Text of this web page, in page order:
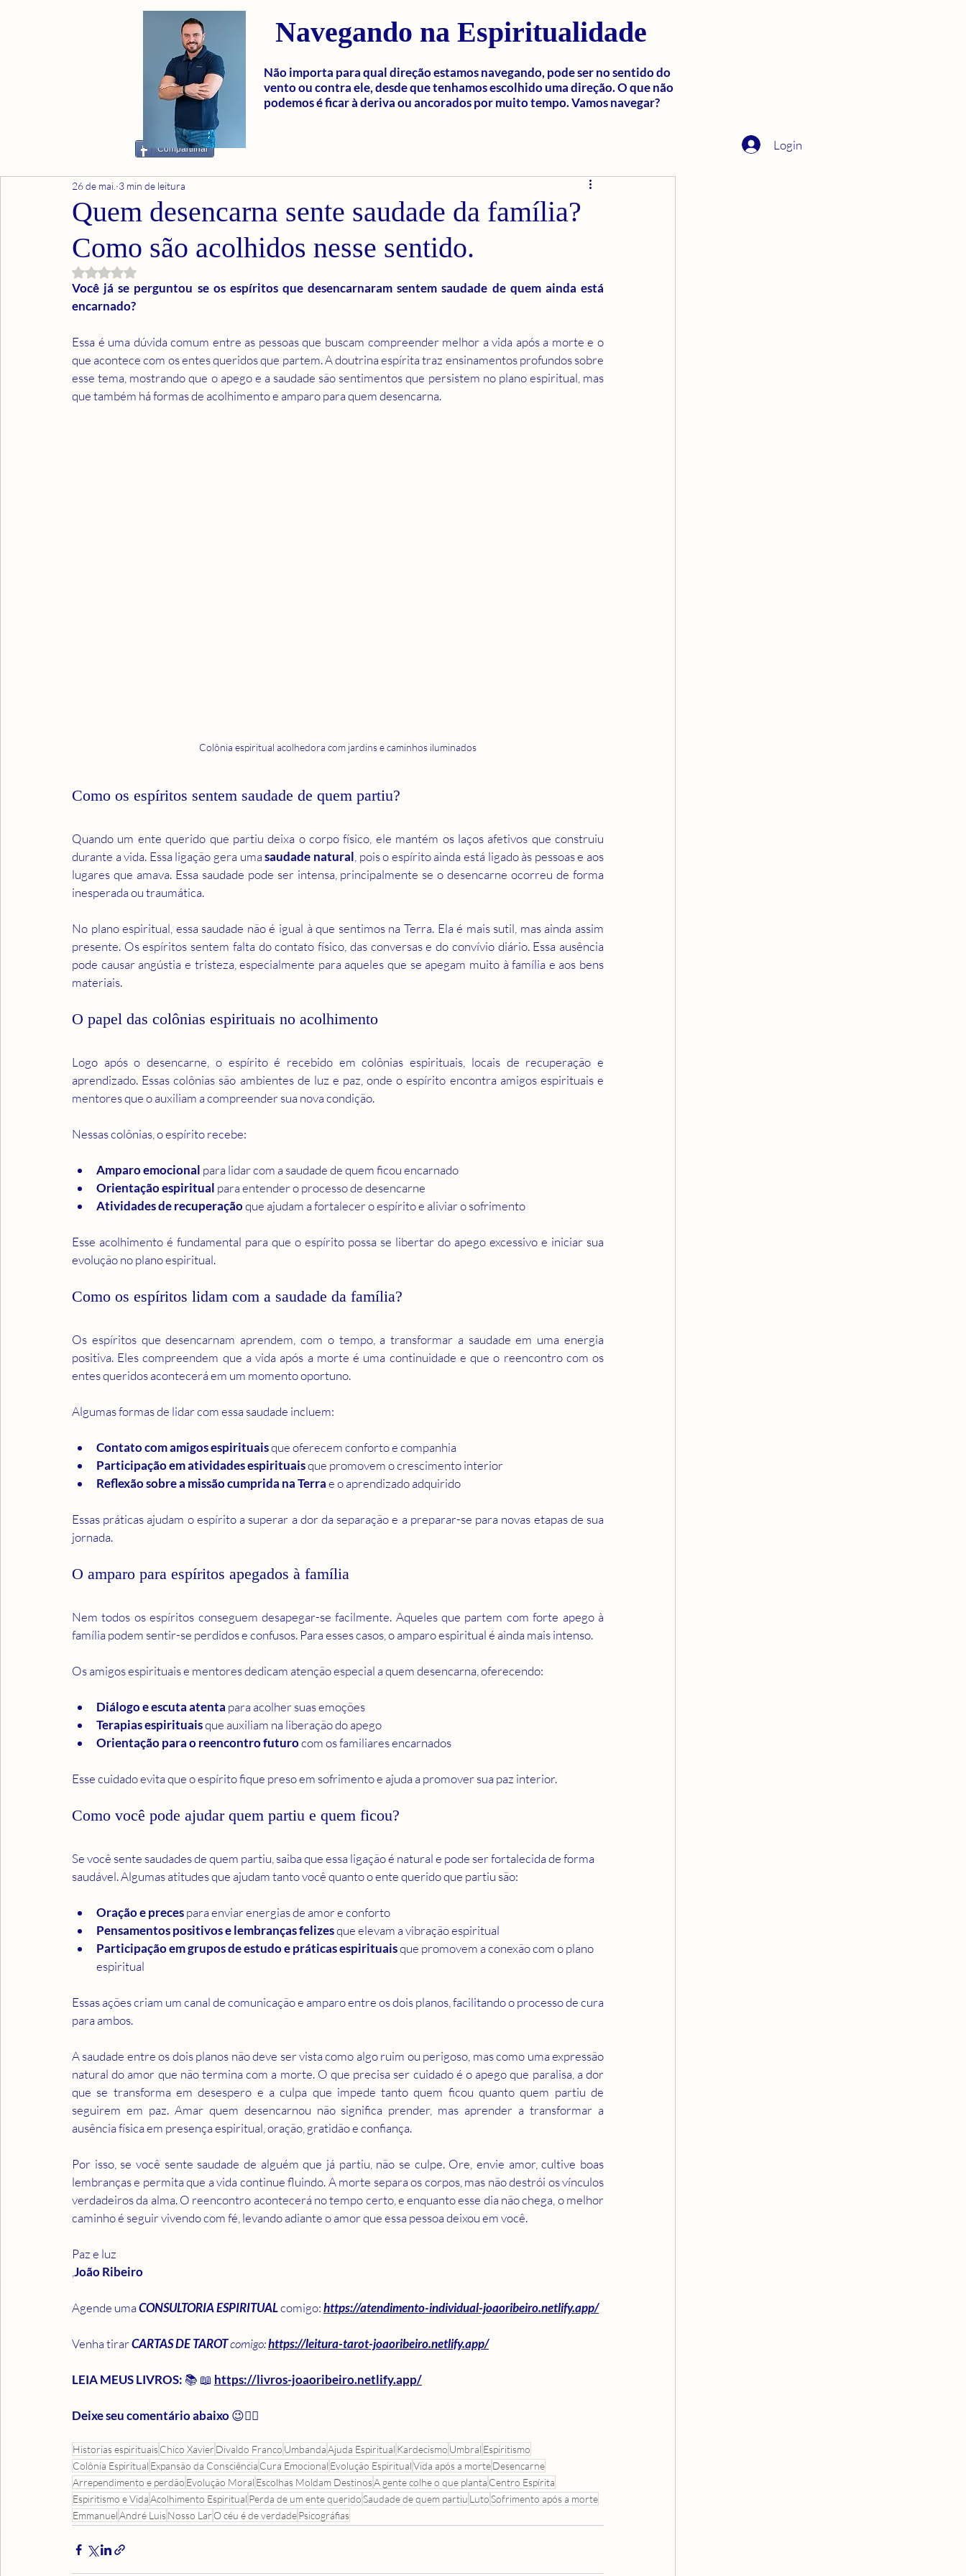
Navegando na Espiritualidade
Não importa para qual direção estamos navegando, pode ser no sentido do
vento ou contra ele, desde que tenhamos escolhido uma direção. O que não
podemos é ficar à deriva ou ancorados por muito tempo. Vamos navegar?
Compartilhar Login
Quem desencarna sente saudade da família?
Como são acolhidos nesse sentido.
26 de mai. 3 min de leitura
Avaliado com NaN de 5 estrelas.
Você já se perguntou se os espíritos que desencarnaram sentem saudade de quem ainda está
encarnado?
Essa é uma dúvida comum entre as pessoas que buscam compreender melhor a vida após a morte e o
que acontece com os entes queridos que partem. A doutrina espírita traz ensinamentos profundos sobre
esse tema, mostrando que o apego e a saudade são sentimentos que persistem no plano espiritual, mas
que também há formas de acolhimento e amparo para quem desencarna.
Colônia espiritual acolhedora com jardins e caminhos iluminados
Como os espíritos sentem saudade de quem partiu?
Quando um ente querido que partiu deixa o corpo físico, ele mantém os laços afetivos que construiu
durante a vida. Essa ligação gera uma saudade natural , pois o espírito ainda está ligado às pessoas e aos
lugares que amava. Essa saudade pode ser intensa, principalmente se o desencarne ocorreu de forma
inesperada ou traumática.
No plano espiritual, essa saudade não é igual à que sentimos na Terra. Ela é mais sutil, mas ainda assim
presente. Os espíritos sentem falta do contato físico, das conversas e do convívio diário. Essa ausência
pode causar angústia e tristeza, especialmente para aqueles que se apegam muito à família e aos bens
materiais.
O papel das colônias espirituais no acolhimento
Logo após o desencarne, o espírito é recebido em colônias espirituais, locais de recuperação e
aprendizado. Essas colônias são ambientes de luz e paz, onde o espírito encontra amigos espirituais e
mentores que o auxiliam a compreender sua nova condição.
Nessas colônias, o espírito recebe:
Amparo emocional para lidar com a saudade de quem ficou encarnado
Orientação espiritual para entender o processo de desencarne
Atividades de recuperação que ajudam a fortalecer o espírito e aliviar o sofrimento
Esse acolhimento é fundamental para que o espírito possa se libertar do apego excessivo e iniciar sua
evolução no plano espiritual.
Como os espíritos lidam com a saudade da família?
Os espíritos que desencarnam aprendem, com o tempo, a transformar a saudade em uma energia
positiva. Eles compreendem que a vida após a morte é uma continuidade e que o reencontro com os
entes queridos acontecerá em um momento oportuno.
Algumas formas de lidar com essa saudade incluem:
Contato com amigos espirituais que oferecem conforto e companhia
Participação em atividades espirituais que promovem o crescimento interior
Reflexão sobre a missão cumprida na Terra e o aprendizado adquirido
Essas práticas ajudam o espírito a superar a dor da separação e a preparar-se para novas etapas de sua
jornada.
O amparo para espíritos apegados à família
Nem todos os espíritos conseguem desapegar-se facilmente. Aqueles que partem com forte apego à
família podem sentir-se perdidos e confusos. Para esses casos, o amparo espiritual é ainda mais intenso.
Os amigos espirituais e mentores dedicam atenção especial a quem desencarna, oferecendo:
Diálogo e escuta atenta para acolher suas emoções
Terapias espirituais que auxiliam na liberação do apego
Orientação para o reencontro futuro com os familiares encarnados
Esse cuidado evita que o espírito fique preso em sofrimento e ajuda a promover sua paz interior.
Como você pode ajudar quem partiu e quem ficou?
Se você sente saudades de quem partiu, saiba que essa ligação é natural e pode ser fortalecida de forma
saudável. Algumas atitudes que ajudam tanto você quanto o ente querido que partiu são:
Oração e preces para enviar energias de amor e conforto
Pensamentos positivos e lembranças felizes que elevam a vibração espiritual
Participação em grupos de estudo e práticas espirituais que promovem a conexão com o plano
espiritual
Essas ações criam um canal de comunicação e amparo entre os dois planos, facilitando o processo de cura
para ambos.
A saudade entre os dois planos não deve ser vista como algo ruim ou perigoso, mas como uma expressão
natural do amor que não termina com a morte. O que precisa ser cuidado é o apego que paralisa, a dor
que se transforma em desespero e a culpa que impede tanto quem ficou quanto quem partiu de
seguirem em paz. Amar quem desencarnou não significa prender, mas aprender a transformar a
ausência física em presença espiritual, oração, gratidão e confiança.
Por isso, se você sente saudade de alguém que já partiu, não se culpe. Ore, envie amor, cultive boas
lembranças e permita que a vida continue fluindo. A morte separa os corpos, mas não destrói os vínculos
verdadeiros da alma. O reencontro acontecerá no tempo certo, e enquanto esse dia não chega, o melhor
caminho é seguir vivendo com fé, levando adiante o amor que essa pessoa deixou em você.
Paz e luz
João Ribeiro
Agende uma CONSULTORIA ESPIRITUAL comigo: https://atendimento-individual-joaoribeiro.netlify.app/
Venha tirar CARTAS DETAROT comigo: https://leitura-tarot-joaoribeiro.netlify.app/
LEIA MEUS LIVROS: 📚 📖 https://livros-joaoribeiro.netlify.app/
Deixe seu comentário abaixo 😉👇🏻
Historias espirituaisChico Xavier Divaldo Franco UmbandaAjuda Espiritual Kardecismo Umbral Espiritismo
Colônia Espiritual Expansão da Consciência Cura Emocional Evolução EspiritualVida após a morteDesencarne
Arrependimento e perdão Evolução Moral Escolhas Moldam DestinosA gente colhe o que planta Centro Espírita
Espiritismo e VidaAcolhimento Espiritual Perda de um ente queridoSaudade de quem partiu LutoSofrimento após a morte
EmmanuelAndré LuisNosso Lar O céu é de verdadePsicográfias